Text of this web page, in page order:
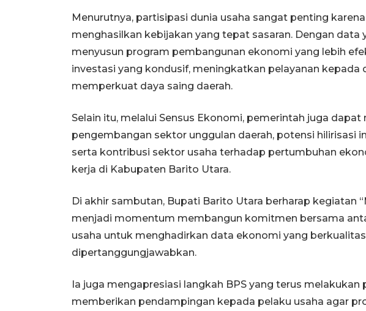
Menurutnya, partisipasi dunia usaha sangat penting
menghasilkan kebijakan yang tepat sasaran. Dengan
menyusun program pembangunan ekonomi yang lebih
investasi yang kondusif, meningkatkan pelayanan kepada
memperkuat daya saing daerah.
Selain itu, melalui Sensus Ekonomi, pemerintah juga
pengembangan sektor unggulan daerah, potensi hilirisasi
serta kontribusi sektor usaha terhadap pertumbuhan
kerja di Kabupaten Barito Utara.
Di akhir sambutan, Bupati Barito Utara berharap kegiatan
menjadi momentum membangun komitmen bersama
usaha untuk menghadirkan data ekonomi yang
dipertanggungjawabkan.
Ia juga mengapresiasi langkah BPS yang terus
memberikan pendampingan kepada pelaku usaha agar